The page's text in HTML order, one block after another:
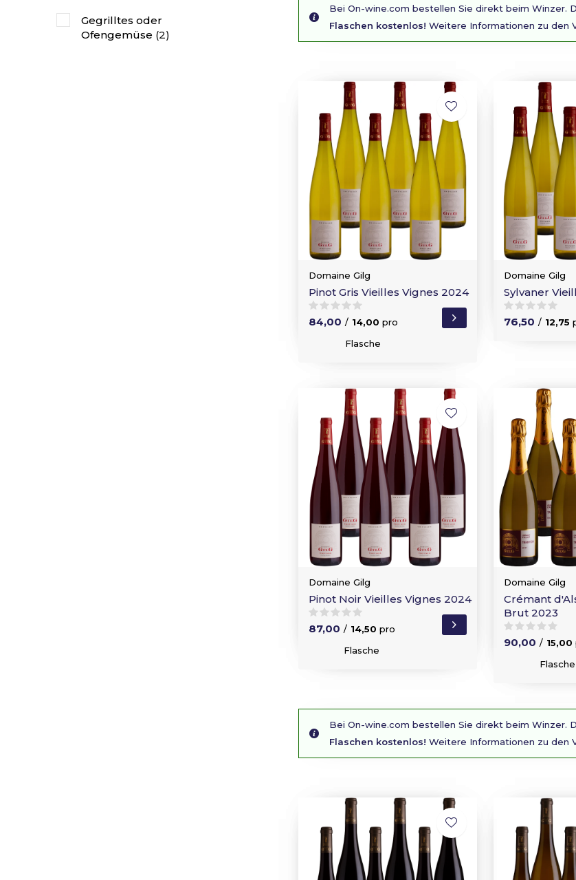
Bei On-wine.com bestellen Sie direkt beim Winzer.
Flaschen kostenlos! Weitere Informationen zu den
Domaine Gilg
Pinot Gris Vieilles Vignes 2024
84,00 / 14,00 pro
Flasche
Domaine Gilg
Sylvaner
76,50 / 12,75
Domaine Gilg
Pinot Noir Vieilles Vignes 2024
87,00 / 14,50 pro
Flasche
Domaine Gilg
Crémant
Brut 2023
90,00 / 15,00
Flasche
Bei On-wine.com bestellen Sie direkt beim Winzer.
Flaschen kostenlos! Weitere Informationen zu den
Gegrilltes oder
Ofengemüse (2)